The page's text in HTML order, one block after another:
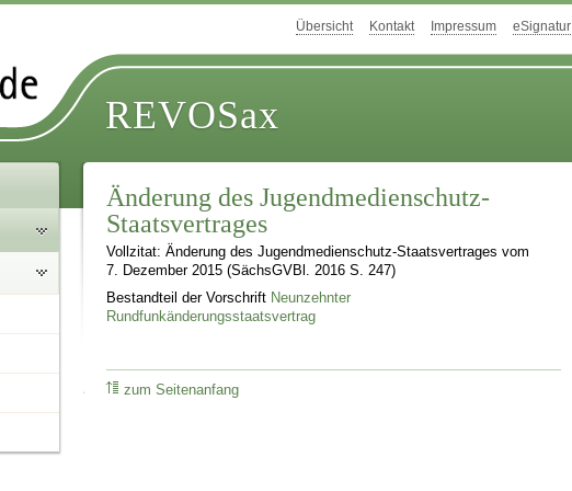
Übersicht Kontakt Impressum eSignatur
REVOSax
Änderung des Jugendmedienschutz-
Staatsvertrages
Vollzitat: Änderung des Jugendmedienschutz-Staatsvertrages vom
7. Dezember 2015 (SächsGVBl. 2016 S. 247)
Bestandteil der Vorschrift Neunzehnter
Rundfunkänderungsstaatsvertrag
zum Seitenanfang